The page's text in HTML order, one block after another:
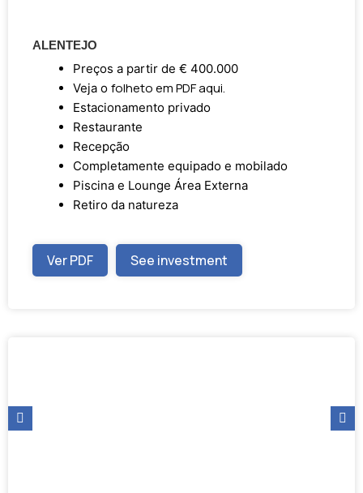
ALENTEJO
Preços a partir de € 400.000
Veja o folheto em PDF aqui.
Estacionamento privado
Restaurante
Recepção
Completamente equipado e mobilado
Piscina e Lounge Área Externa
Retiro da natureza
Ver PDF See investment